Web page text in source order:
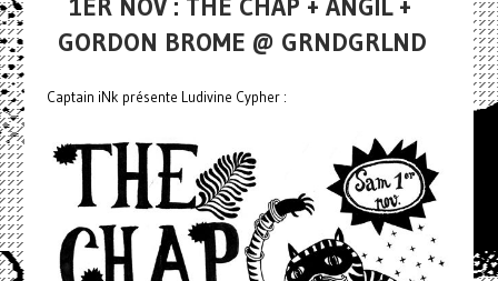
1ER NOV : THE CHAP + ANGIL +
GORDON BROME @ GRNDGRLND
Captain iNk présente Ludivine Cypher :